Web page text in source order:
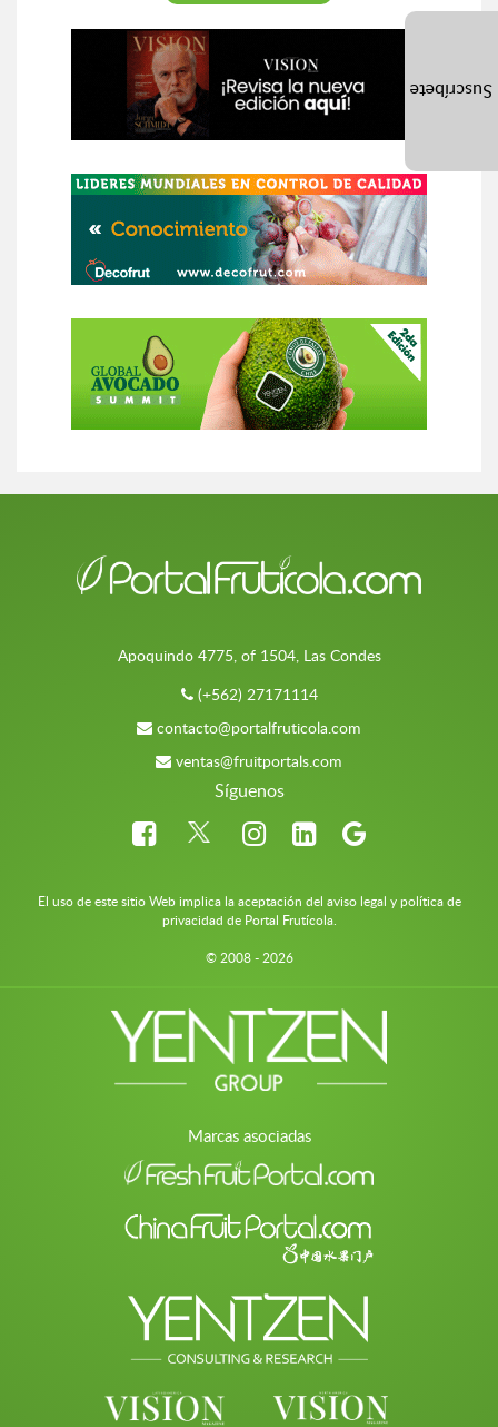
Apoquindo 4775, of 1504, Las Condes
(+562) 27171114
contacto@portalfruticola.com
ventas@fruitportals.com
Síguenos
El uso de este sitio Web implica la aceptación del aviso legal y política de
privacidad de Portal Frutícola.
© 2008 - 2026
Marcas asociadas
Suscríbete